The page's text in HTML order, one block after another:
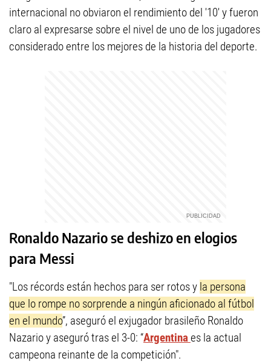
internacional no obviaron el rendimiento del '10' y fueron
claro al expresarse sobre el nivel de uno de los jugadores
considerado entre los mejores de la historia del deporte.
Ronaldo Nazario se deshizo en elogios
para Messi
"Los récords están hechos para ser rotos y la persona
que lo rompe no sorprende a ningún aficionado al fútbol
en el mundo”, aseguró el exjugador brasileño Ronaldo
Nazario y aseguró tras el 3-0: “Argentinaes la actual
campeona reinante de la competición".